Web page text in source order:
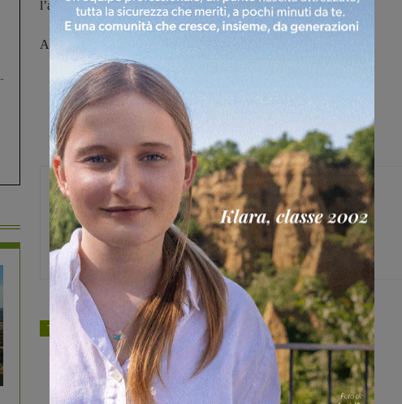
l’aggressione, e lo hanno denunciato.
Ancora non conosciuti motivi della lite.
Monica Campani
Direttore
TAGS cronaca
Share